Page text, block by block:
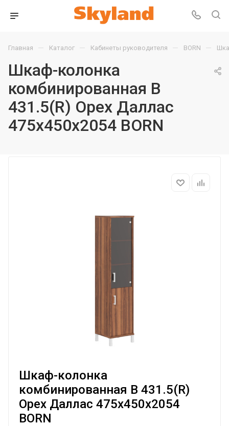
Главная — Каталог — Кабинеты руководителя — BORN —
Шкаф-колонка
комбинированная B
431.5(R) Орех Даллас
475х450х2054 BORN
Шкаф-колонка
комбинированная B 431.5(R)
Орех Даллас 475х450х2054
BORN